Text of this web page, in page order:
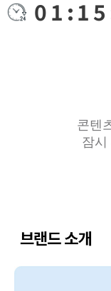
콘텐
잠시